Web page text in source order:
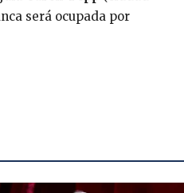
será ocupada por